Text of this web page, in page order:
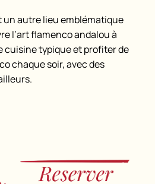
un autre lieu emblématique
l’art flamenco andalou à
cuisine typique et profiter de
chaque soir, avec des